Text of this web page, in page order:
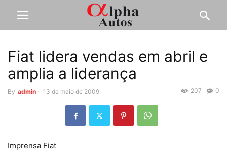
Fiat lidera vendas em abril e
amplia a liderança
By admin - 13 de maio de 2009 0
207
Imprensa Fiat